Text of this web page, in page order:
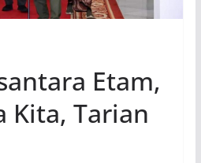
Etam,
Kita, Tarian